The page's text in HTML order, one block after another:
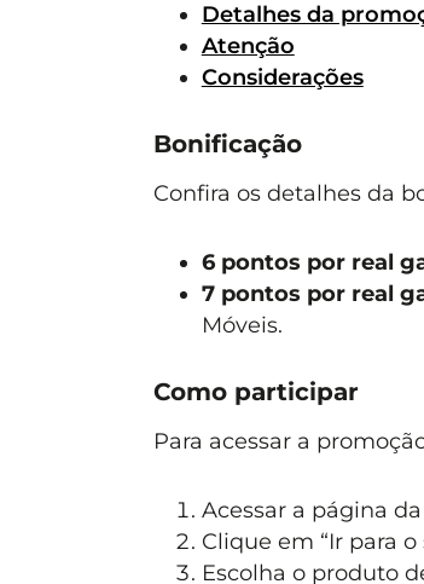
Detalhes da
Atenção
Considerações
Bonificação
Confira os detalhes da
6 pontos por real
7 pontos por real
Móveis.
Como participar
Para acessar a
Acessar a página
Clique em “Ir para
Escolha o produto